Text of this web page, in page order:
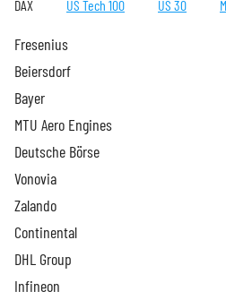
DAX US Tech 100 US 30
Fresenius
Beiersdorf
Bayer
MTU Aero Engines
Deutsche Börse
Vonovia
Zalando
Continental
DHL Group
Infineon